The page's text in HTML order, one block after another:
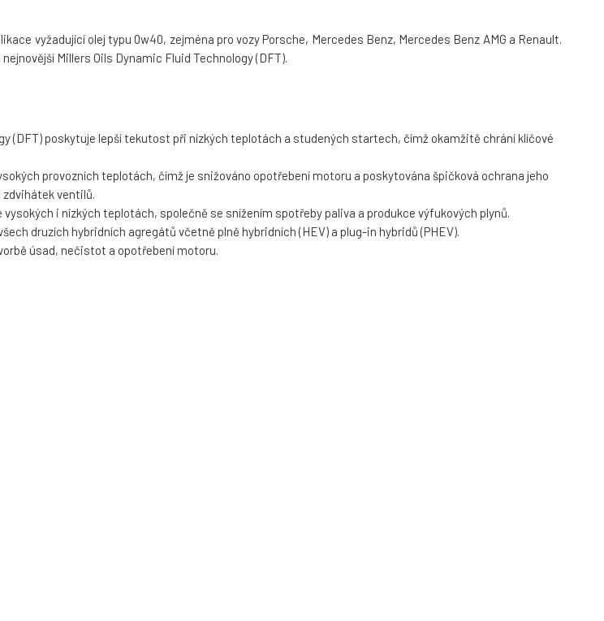
vyžadující olej typu 0w40, zejména pro vozy Porsche, Mercedes Benz, Mercedes Benz AMG a Renault.
Millers Oils Dynamic Fluid Technology (DFT).
(DFT) poskytuje lepší tekutost při nízkých teplotách a studených startech, čímž okamžitě chrání klíčové
provozních teplotách, čímž je snižováno opotřebení motoru a poskytována špičková ochrana jeho
ventilů.
i nízkých teplotách, společně se snížením spotřeby paliva a produkce výfukových plynů.
druzích hybridních agregátů včetně plně hybridních (HEV) a plug-in hybridů (PHEV).
úsad, nečistot a opotřebení motoru.